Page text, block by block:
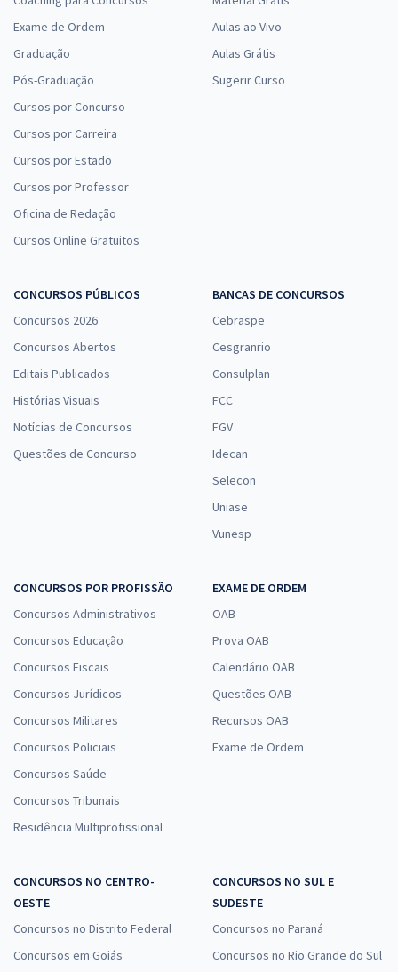
Exame de Ordem
Graduação
Pós-Graduação
Cursos por Concurso
Cursos por Carreira
Cursos por Estado
Cursos por Professor
Oficina de Redação
Cursos Online Gratuitos
Aulas ao Vivo
Aulas Grátis
Sugerir Curso
CONCURSOS PÚBLICOS
Concursos 2026
Concursos Abertos
Editais Publicados
Histórias Visuais
Notícias de Concursos
Questões de Concurso
BANCAS DE CONCURSOS
Cebraspe
Cesgranrio
Consulplan
FCC
FGV
Idecan
Selecon
Uniase
Vunesp
CONCURSOS POR PROFISSÃO
Concursos Administrativos
Concursos Educação
Concursos Fiscais
Concursos Jurídicos
Concursos Militares
Concursos Policiais
Concursos Saúde
Concursos Tribunais
Residência Multiprofissional
EXAME DE ORDEM
OAB
Prova OAB
Calendário OAB
Questões OAB
Recursos OAB
Exame de Ordem
CONCURSOS NO CENTRO-
OESTE
Concursos no Distrito Federal
Concursos em Goiás
CONCURSOS NO SUL E
SUDESTE
Concursos no Paraná
Concursos no Rio Grande do Sul